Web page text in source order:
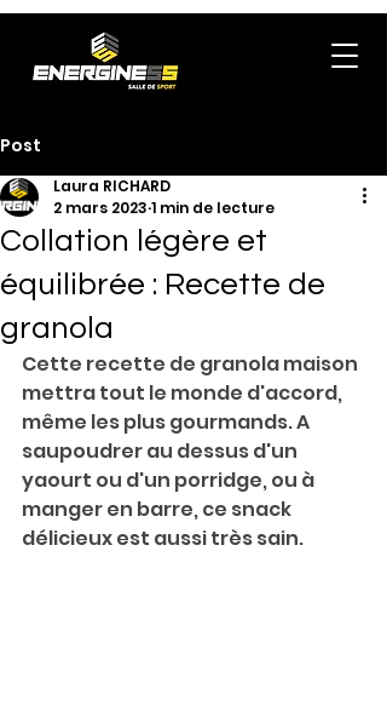
Post
Collation légère et
équilibrée : Recette de
granola
Laura RICHARD
2 mars 2023 1 min de lecture
Cette recette de granola maison
mettra tout le monde d'accord,
même les plus gourmands. A
saupoudrer au dessus d'un
yaourt ou d'un porridge, ou à
manger en barre, ce snack
délicieux est aussi très sain.